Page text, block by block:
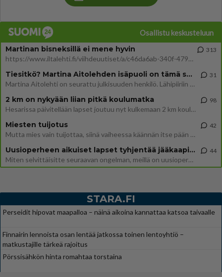
Osallistu keskusteluun
Martinan bisneksillä ei mene hyvin
https://www.iltalehti.fi/viihdeuutiset/a/c46da6ab-340f-4790-aaa7-0865eed2336 Yrityksen konkurssihakemus on tullut kärä
313
Tiesitkö? Martina Aitolehden isäpuoli on tämä suosittu laulaja
Martina Aitolehti on seurattu julkisuuden henkilö. Lähipiiriin mahtuu muitakin tunnettuja henkilöitä. Tiesitkö, että Ma
31
2 km on nykyään liian pitkä koulumatka
Hesarissa päivitellään lapset joutuu nyt kulkemaan 2 km kouluun jösses. Ruostefillarilla tuo matka menee vaikka miten äk
98
Miesten tuijotus
Mutta mies vain tuijottaa, siinä vaiheessa käännän itse pään pois. Mikä juttu? Yleensä jos joku tuijottaa tai katsoo, hä
42
Uusioperheen aikuiset lapset tyhjentää jääkaapin käydessään
Miten selvittäisitte seuraavan ongelman, meillä on uusioperhe, minulla teini-ikäiset lapset ja puolisolla aikuiset, jotk
44
STARA.FI
Perseidit hipovat maapalloa – näinä aikoina kannattaa katsoa taivaalle
Finnairin lennoista osan lentää jatkossa toinen lentoyhtiö –
matkustajille tärkeä rajoitus
Pörssisähkön hinta romahtaa torstaina